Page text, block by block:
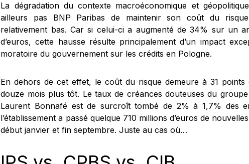
La dégradation du contexte macroéconomique et
ailleurs pas BNP Paribas de maintenir son coût du
relativement bas. Car si celui-ci a augmenté de 34% sur un
d’euros, cette hausse résulte principalement d’un impact
moratoire du gouvernement sur les crédits en Pologne.
En dehors de cet effet, le coût du risque demeure à 31 points
douze mois plus tôt. Le taux de créances douteuses du
Laurent Bonnafé est de surcroît tombé de 2% à 1,7% des
l’établissement a passé quelque 710 millions d’euros de
début janvier et fin septembre. Juste au cas où…